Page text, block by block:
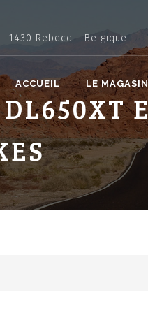
1430 Rebecq - Belgique
ACCUEIL LE MAGASIN